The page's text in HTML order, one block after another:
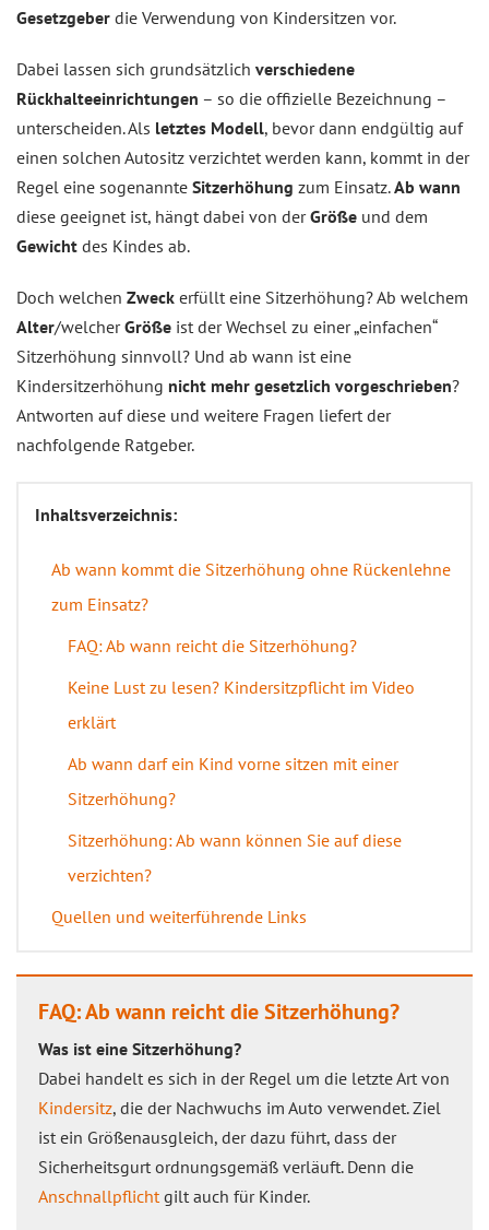
Gesetzgeber die Verwendung von Kindersitzen vor.
Dabei lassen sich grundsätzlich verschiedene
Rückhalteeinrichtungen – so die offizielle Bezeichnung –
unterscheiden. Als letztes Modell, bevor dann endgültig auf
einen solchen Autositz verzichtet werden kann, kommt in der
Regel eine sogenannte Sitzerhöhung zum Einsatz.Ab wann
diese geeignet ist, hängt dabei von derGröße und dem
Gewicht des Kindes ab.
Doch welchen Zweck erfüllt eine Sitzerhöhung? Ab welchem
Alter/welcherGröße ist der Wechsel zu einer „einfachen“
Sitzerhöhung sinnvoll? Und ab wann ist eine
Kindersitzerhöhung nicht mehr gesetzlich vorgeschrieben?
Antworten auf diese und weitere Fragen liefert der
nachfolgende Ratgeber.
Inhaltsverzeichnis:
Ab wann kommt die Sitzerhöhung ohne Rückenlehne
zum Einsatz?
FAQ: Ab wann reicht die Sitzerhöhung?
Keine Lust zu lesen? Kindersitzpflicht im Video
erklärt
Ab wann darf ein Kind vorne sitzen mit einer
Sitzerhöhung?
Sitzerhöhung: Ab wann können Sie auf diese
verzichten?
Quellen und weiterführende Links
FAQ: Ab wann reicht die Sitzerhöhung?
Was ist eine Sitzerhöhung?
Dabei handelt es sich in der Regel um die letzte Art von
Kindersitz, die der Nachwuchs im Auto verwendet. Ziel
ist ein Größenausgleich, der dazu führt, dass der
Sicherheitsgurt ordnungsgemäß verläuft. Denn die
Anschnallpflichtgilt auch für Kinder.